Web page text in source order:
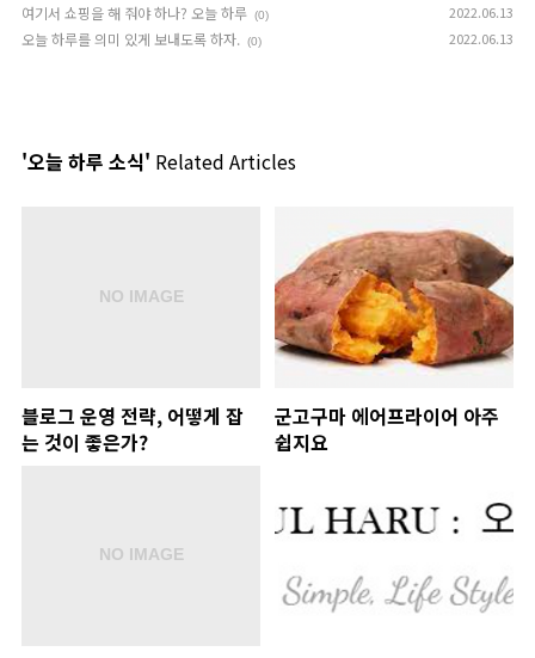
여기서 쇼핑을 해 줘야 하나? 오늘 하루 (0) 2022.06.13
오늘 하루를 의미 있게 보내도록 하자. (0) 2022.06.13
'오늘 하루 소식' Related Articles
블로그 운영 전략, 어떻게 잡
는 것이 좋은가?
군고구마 에어프라이어 아주
쉽지요